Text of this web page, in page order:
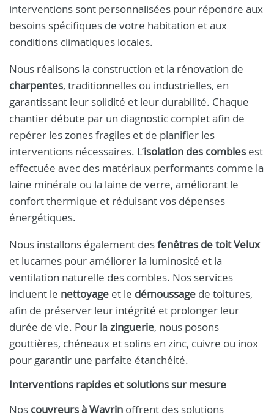
interventions sont personnalisées pour répondre aux
besoins spécifiques de votre habitation et aux
conditions climatiques locales.
Nous réalisons la construction et la rénovation de
charpentes, traditionnelles ou industrielles, en
garantissant leur solidité et leur durabilité. Chaque
chantier débute par un diagnostic complet afin de
repérer les zones fragiles et de planifier les
interventions nécessaires. L’isolation des combles est
effectuée avec des matériaux performants comme la
laine minérale ou la laine de verre, améliorant le
confort thermique et réduisant vos dépenses
énergétiques.
Nous installons également desfenêtres de toit Velux
et lucarnes pour améliorer la luminosité et la
ventilation naturelle des combles. Nos services
incluent le nettoyage et le démoussage de toitures,
afin de préserver leur intégrité et prolonger leur
durée de vie. Pour la zinguerie, nous posons
gouttières, chéneaux et solins en zinc, cuivre ou inox
pour garantir une parfaite étanchéité.
Interventions rapides et solutions sur mesure
Nos couvreurs à Wavrin offrent des solutions